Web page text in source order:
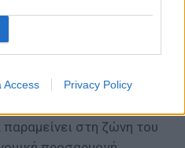
Access Privacy Policy
μεν τώρα κάθε συζήτηση
Ελλάδα αρχίσει την
στη ζώνη του